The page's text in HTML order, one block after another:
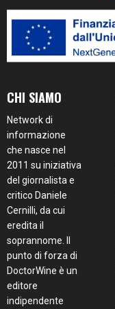
CHI SIAMO
Network di
informazione
che nasce nel
2011 su iniziativa
del giornalista e
critico Daniele
Cernilli, da cui
eredita il
soprannome. Il
punto di forza di
DoctorWine è un
editore
indipendente